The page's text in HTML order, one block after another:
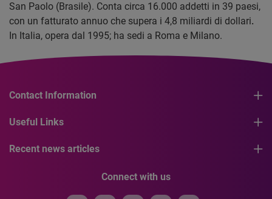
San Paolo (Brasile). Conta circa 16.000 addetti in 39 paesi,
con un fatturato annuo che supera i 4,8 miliardi di dollari.
In Italia, opera dal 1995; ha sedi a Roma e Milano.
Contact Information
Useful Links
Recent news articles
Connect with us